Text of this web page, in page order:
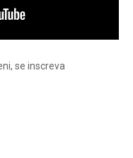
se inscreva